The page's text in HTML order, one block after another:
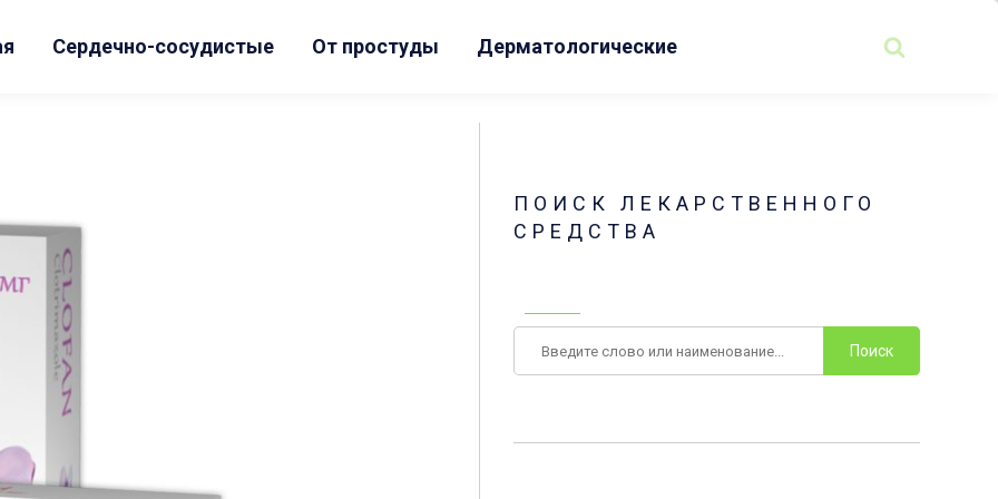
Сердечно-сосудистые От простуды Дерматологические
ПОИСК ЛЕКАРСТВЕННОГО
СРЕДСТВА